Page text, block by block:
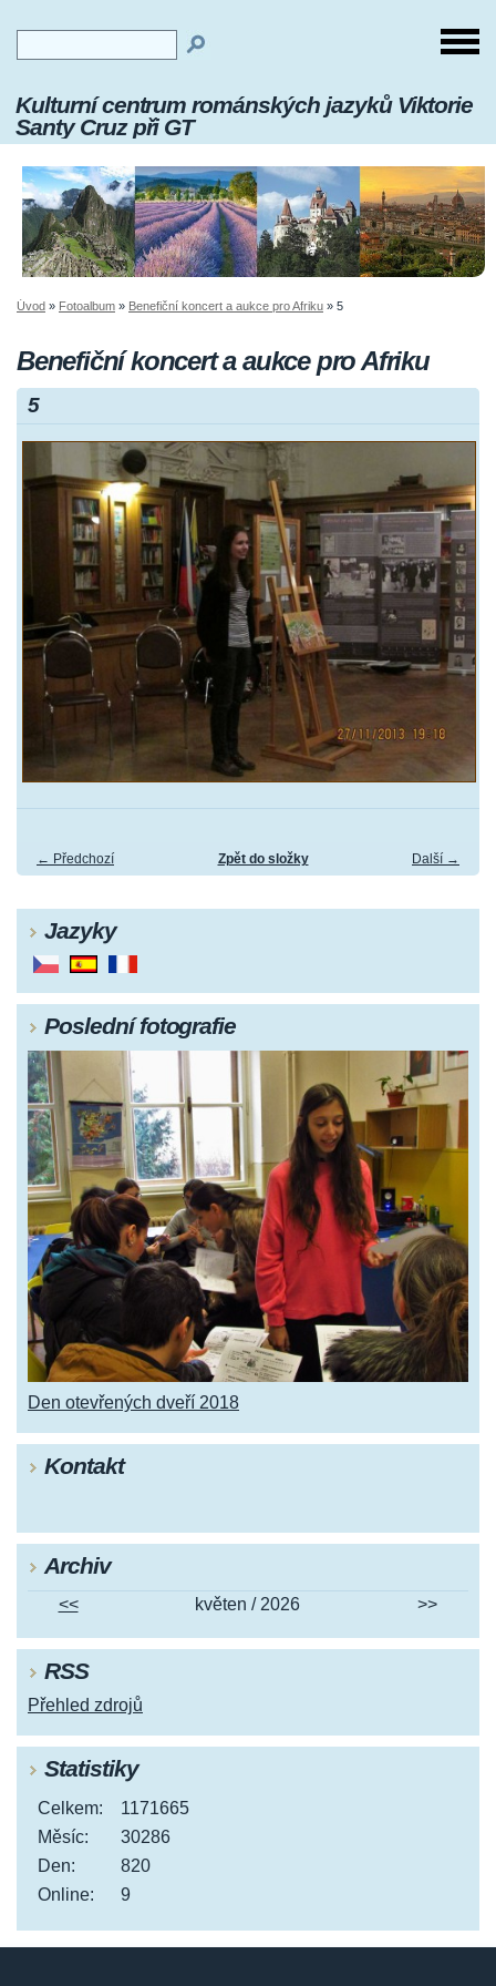
Kulturní centrum románských jazyků Viktorie
Santy Cruz při GT
Úvod » Fotoalbum » Benefiční koncert a aukce pro Afriku » 5
Benefiční koncert a aukce pro Afriku
5
← Předchozí Další →
Zpět do složky
Jazyky
Poslední fotografie
Den otevřených dveří 2018
Kontakt
Archiv
<< květen / 2026 >>
RSS
Přehled zdrojů
Statistiky
Online: 9
Celkem:
1171665
Měsíc:
30286
Den:
820